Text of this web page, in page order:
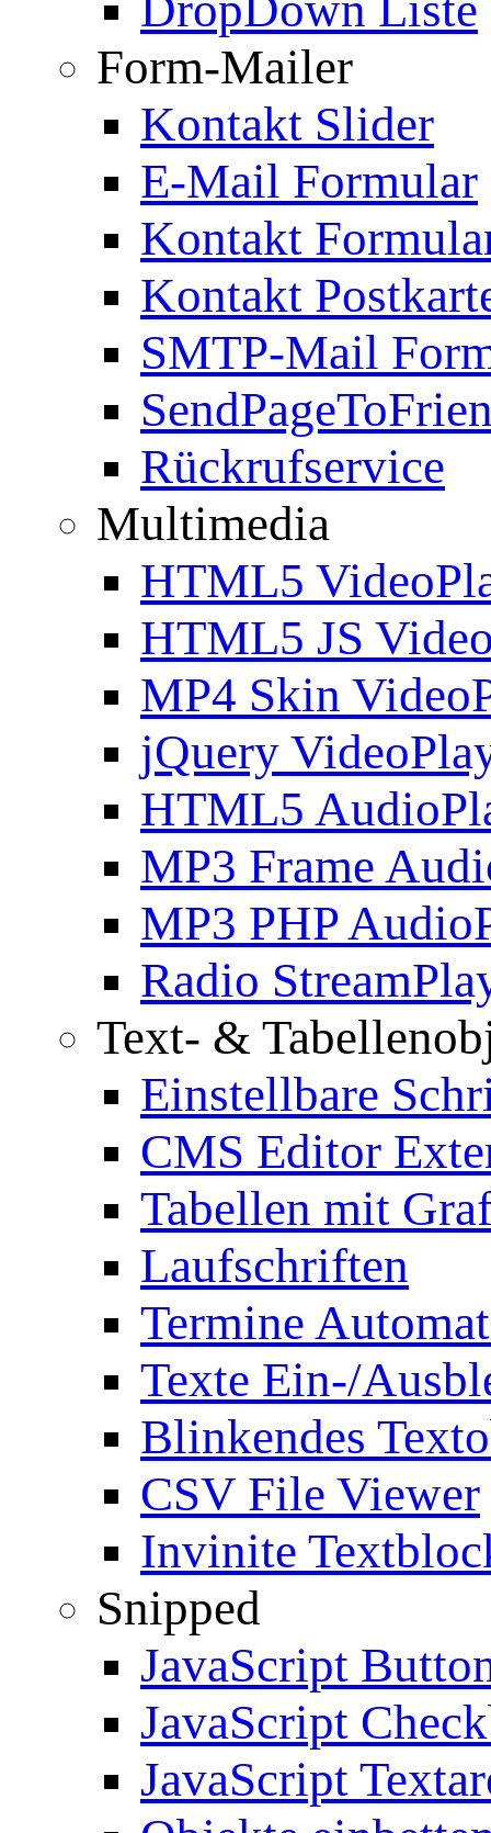
Form-Mailer
Kontakt Slider
E-Mail Formular
Kontakt
Kontakt
SMTP-Mail
Rückrufservice
Multimedia
HTML5
HTML5 JS
MP4 Skin
jQuery
HTML5
MP3 Frame
MP3 PHP
Radio
Text- &
Einstellbare
CMS Editor
Tabellen mit
Laufschriften
Termine
Texte Ein-/
Blinkendes
CSV File Viewer
Invinite
Snipped
JavaScript
JavaScript
JavaScript